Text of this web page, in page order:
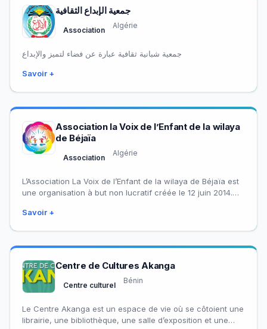
جمعية الإبداع الثقافية
Association
Algérie
Savoir +
Association la Voix de l’Enfant de la wilaya
de Béjaïa
Association
Algérie
L’Association La Voix de l’Enfant de la wilaya de Béjaïa est
une organisation à but non lucratif créée le 12 juin 2014.…
Savoir +
Centre de Cultures Akanga
Centre culturel
Bénin
Le Centre Akanga est un espace de vie où se côtoient une
librairie, une bibliothèque, une salle d’exposition et une